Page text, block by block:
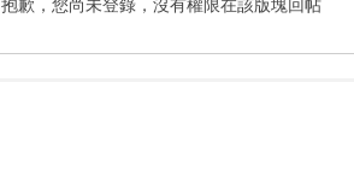
抱歉，您尚未登錄，沒有權限在該版塊回帖